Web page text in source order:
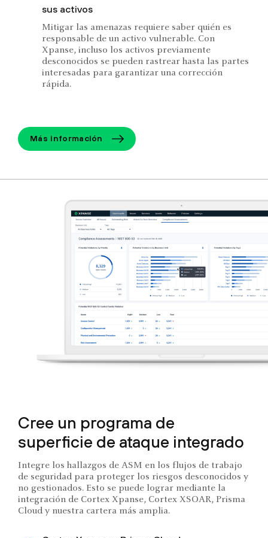
sus activos
Mitigar las amenazas requiere saber quién es
responsable de un activo vulnerable. Con
Xpanse, incluso los activos previamente
desconocidos se pueden rastrear hasta las partes
interesadas para garantizar una corrección
rápida.
Más información
Cree un programa de
superficie de ataque integrado
Integre los hallazgos de ASM en los flujos de trabajo
de seguridad para proteger los riesgos desconocidos y
no gestionados. Esto se puede lograr mediante la
integración de Cortex Xpanse, Cortex XSOAR, Prisma
Cloud y nuestra cartera más amplia.